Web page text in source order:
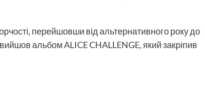
перейшовши від альтернативного року до
альбом ALICE CHALLENGE, який закріпив